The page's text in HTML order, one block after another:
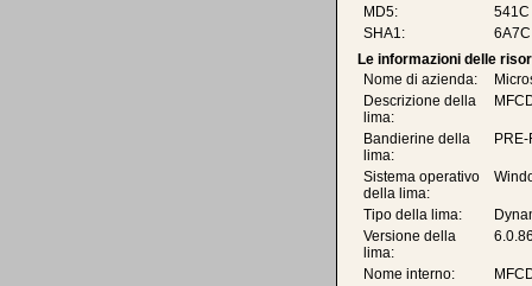
MD5:
541C
SHA1:
Le informazioni delle
Nome di azienda:
Descrizione della
lima:
Bandierine della
lima:
Sistema operativo
della lima:
Tipo della lima:
Versione della
lima:
Nome interno: